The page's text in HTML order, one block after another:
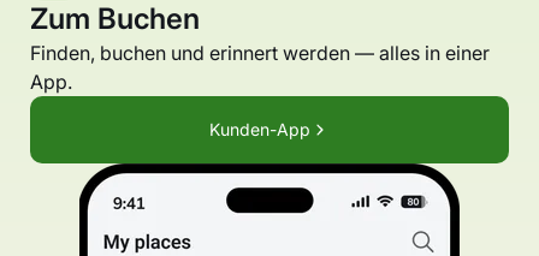
Zum Buchen
Finden, buchen und erinnert werden — alles in einer
App.
Kunden-App